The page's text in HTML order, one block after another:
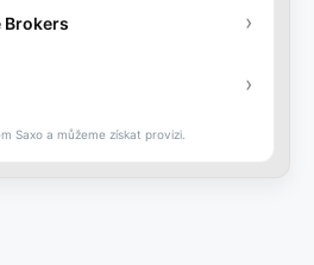
Brokers ›
›
Saxo a můžeme získat provizi.